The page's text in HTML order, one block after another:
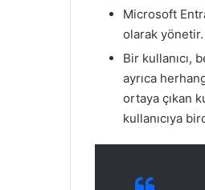
Microsoft
olarak
Bir kullanıcı,
ayrıca
ortaya çıkan
kullanıcıya